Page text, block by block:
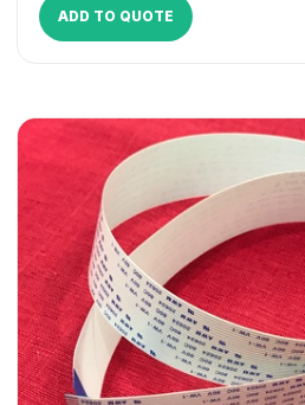
ADD TO QUOTE